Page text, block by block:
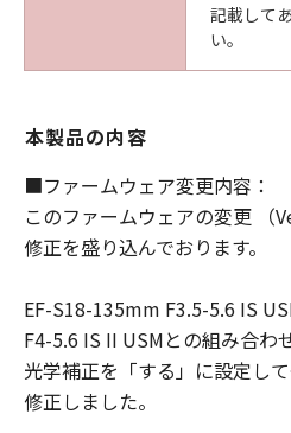
(3) 「許諾ソフトウ
に仕様に合致しない
ン、キヤノンの子会
びにキヤノンのライ
任およびお客様の唯
を解決するための対
実施または、「許諾
版の作成および提供
ヤノン、キヤノンの
連会社、それらの販
ならびにキャノンの
様による「許諾ソフ
は本契約において許
記載して
い。
本製品の内容
■ファームウェア変更内容：
このファームウェアの変更 （
修正を盛り込んでおります。
EF-S18-135mm F3.5-5.6 IS
F4-5.6 IS II USMとの組み合わ
光学補正を「する」に設定し
修正しました。